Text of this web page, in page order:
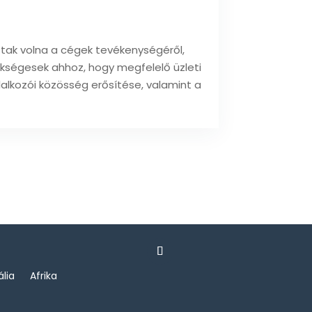
volna a cégek tevékenységéről,
ahhoz, hogy megfelelő üzleti
közösség erősítése, valamint a
Afrika